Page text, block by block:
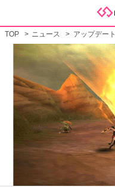
TOP ニュース アップデート